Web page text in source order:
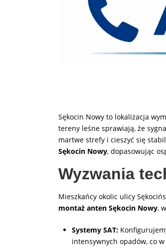
Sękocin Nowy to lokalizacja
tereny leśne sprawiają, że
martwe strefy i cieszyć się
Sękocin Nowy, dopasowując
Wyzwania
Mieszkańcy okolic ulicy
montaż anten Sękocin Nowy,
Systemy SAT:
intensywnych opadów, co